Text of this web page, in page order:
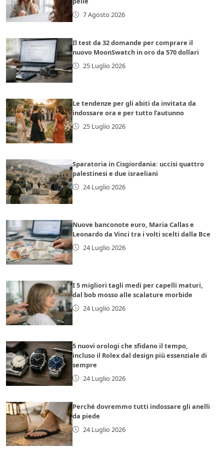
7 Agosto 2026
Il test da 32 domande per comprare il
nuovo MoonSwatch in oro da 570 dollari
25 Luglio 2026
Le tendenze per gli abiti da invitata da
indossare ora e per tutto l’autunno
25 Luglio 2026
Sparatoria in Cisgiordania: uccisi quattro
palestinesi e due israeliani
24 Luglio 2026
Nuove banconote euro, Maria Callas e
Leonardo da Vinci tra i volti scelti dalla Bce
24 Luglio 2026
I 5 migliori tagli medi per capelli maturi,
dal bob mosso alle scalature morbide
24 Luglio 2026
5 nuovi orologi che sfidano il tempo,
incluso il Rolex dal design più essenziale di
sempre
24 Luglio 2026
Perché dovremmo tutti indossare gli anelli
da piede
24 Luglio 2026